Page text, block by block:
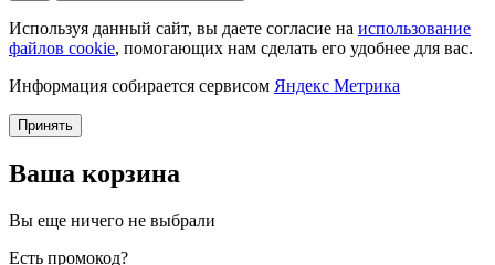
Используя данный сайт, вы даете согласие на использование
файлов cookie, помогающих нам сделать его удобнее для вас.
Информация собирается сервисом Яндекс Метрика
Принять
Ваша корзина
Вы еще ничего не выбрали
Есть промокод?